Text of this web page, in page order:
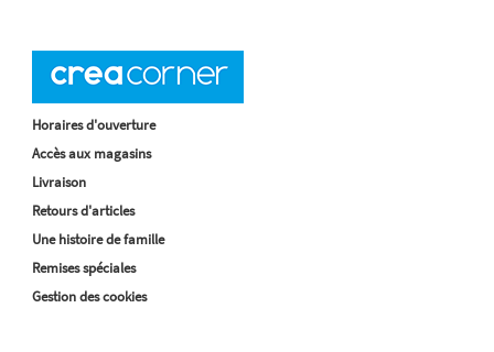
Horaires d'ouverture
Accès aux magasins
Livraison
Retours d'articles
Une histoire de famille
Remises spéciales
Gestion des cookies